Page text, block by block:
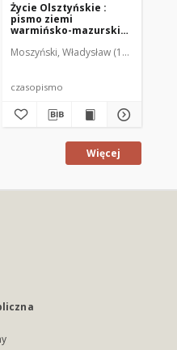
Red. Mroczkowski, Włodzimierz
Życie Olsztyńskie :
pismo ziemi
warmińsko-mazurskiej,
Moszyński, Władysław (1922-2001).
czasopismo
Więcej